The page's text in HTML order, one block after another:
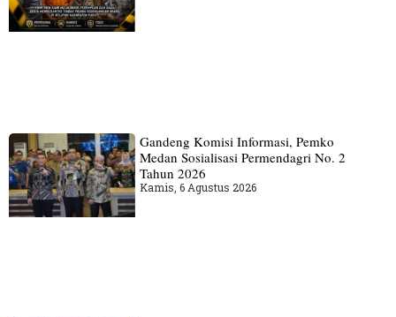
Gandeng Komisi Informasi, Pemko
Medan Sosialisasi Permendagri No. 2
Tahun 2026
Kamis, 6 Agustus 2026